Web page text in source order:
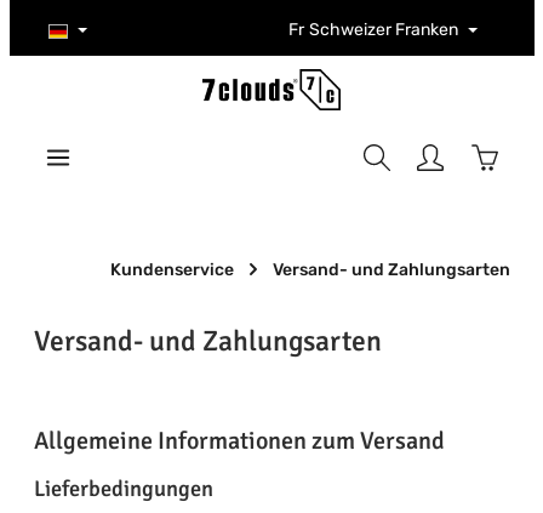
Zum Hauptinhalt springen Fr Schweizer Franken
Kundenservice Versand- und Zahlungsarten
Versand- und Zahlungsarten
Allgemeine Informationen zum Versand
Lieferbedingungen